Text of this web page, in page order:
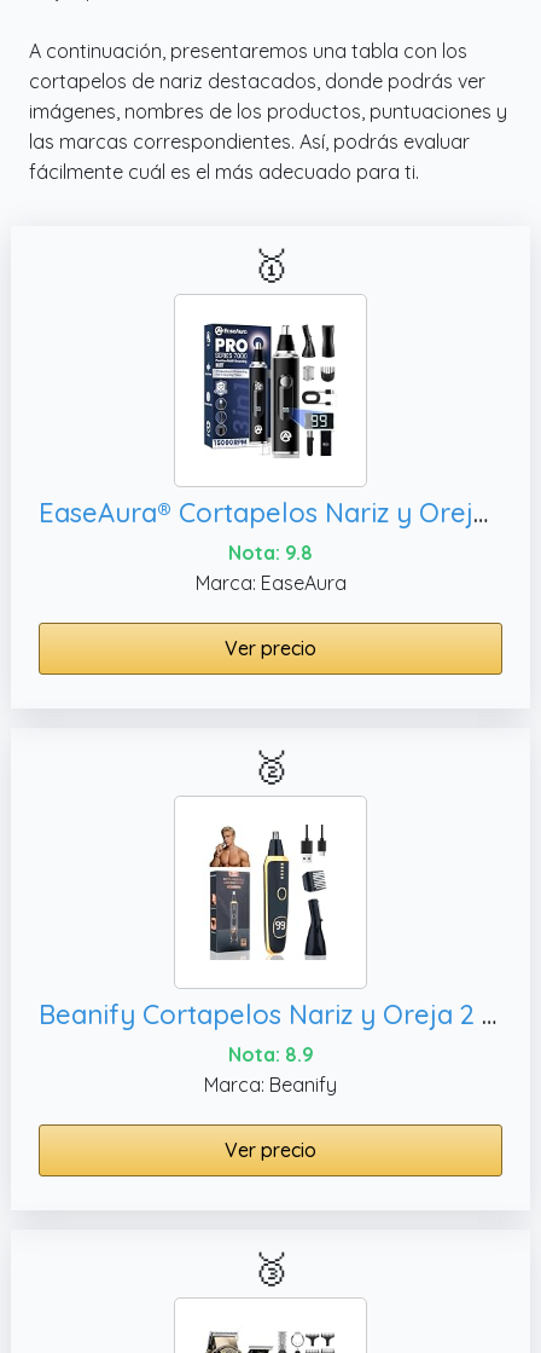
hasta 2 horas de uso continuo con este
corta pelos nariz hombre, evitando cargas
constantes y listo para usar cuando lo
necesites.
A continuación, presentaremos una tabla con los
cortapelos de nariz destacados, donde podrás ver
imágenes, nombres de los productos, puntuaciones y
las marcas correspondientes. Así, podrás evaluar
fácilmente cuál es el más adecuado para ti.
🥇
EaseAura® Cortapelos Nariz y Orejas Recargable 3 en 1, IPX7
Nota: 9.8
Marca: EaseAura
Ver precio
🥈
Beanify Cortapelos Nariz y Oreja 2 en 1 con Pantalla LED, Compacto y Portátil para Hombre y Mujer (Negro)
Nota: 8.9
Marca: Beanify
Ver precio
🥉